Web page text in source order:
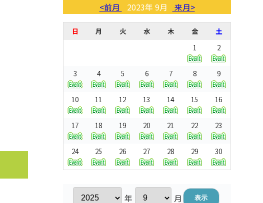
<前月 2023年 9月 来月>
日 月 火 水 木 金
土
1
2
3 4 5 6 7 8 9
10 11 12 13 14 15 16
17 18 19 20 21 22 23
24 25 26 27 28 29 30
年 月